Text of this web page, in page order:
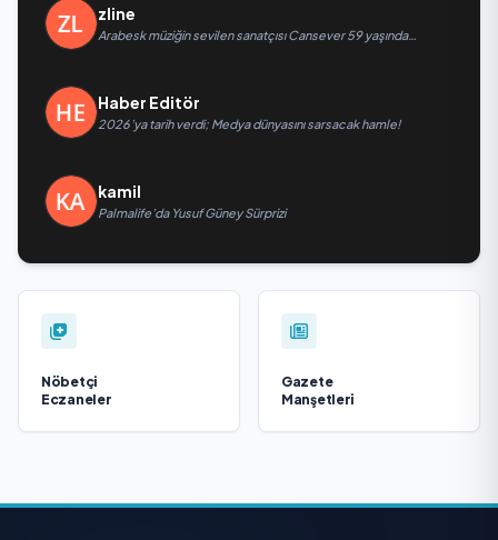
zline
Arabesk müziğin sevilen sanatçısı Cansever 59 yaşında
Haber Editör
2026’ya tarih verdi; Medya dünyasını sarsacak hamle!
kamil
Palmalife’da Yusuf Güney Sürprizi
Nöbetçi
Eczaneler
Gazete
Manşetleri